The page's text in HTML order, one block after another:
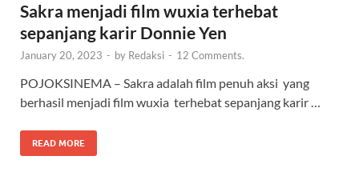
Sakra menjadi film wuxia terhebat
sepanjang karir Donnie Yen
January 20, 2023 - by Redaksi - 12 Comments.
POJOKSINEMA – Sakra adalah film penuh aksi yang
berhasil menjadi film wuxia terhebat sepanjang karir …
READ MORE